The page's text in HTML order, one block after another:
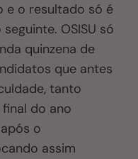
e o resultado só é
seguinte. OSISU só
quinzena de
que antes
tanto
do ano
o
assim